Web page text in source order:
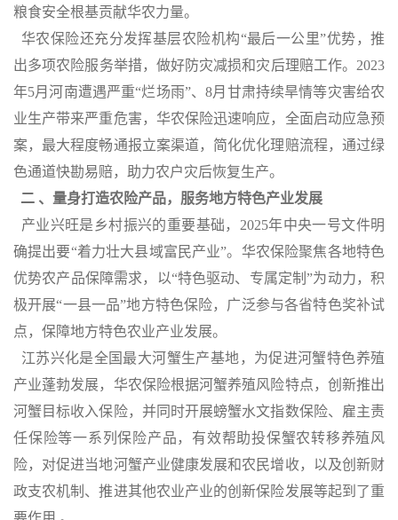
粮食安全根基贡献华农力量。
华农保险还充分发挥基层农险机构“最后一公里”优势，推
出多项农险服务举措，做好防灾减损和灾后理赔工作。 2023
年5月河南遭遇严重“烂场雨”、8月甘肃持续旱情等灾害给农
业生产带来严重危害，华农保险迅速响应，全面启动应急预
案，最大程度畅通报立案渠道，简化优化理赔流程，通过绿
色通道快勘易赔，助力农户灾后恢复生产。
二 、量身打造农险产品，服务地方特色产业发展
产业兴旺是乡村振兴的重要基础， 2025年中央一号文件明
确提出要“着力壮大县域富民产业”。华农保险聚焦各地特色
优势农产品保障需求，以“特色驱动、专属定制”为动力，积
极开展“一县一品”地方特色保险，广泛参与各省特色奖补试
点，保障地方特色农业产业发展。
江苏兴化是全国最大河蟹生产基地，为促进河蟹特色养殖
产业蓬勃发展，华农保险根据河蟹养殖风险特点，创新推出
河蟹目标收入保险，并同时开展螃蟹水文指数保险、雇主责
任保险等一系列保险产品，有效帮助投保蟹农转移养殖风
险，对促进当地河蟹产业健康发展和农民增收，以及创新财
政支农机制、推进其他农业产业的创新保险发展等起到了重